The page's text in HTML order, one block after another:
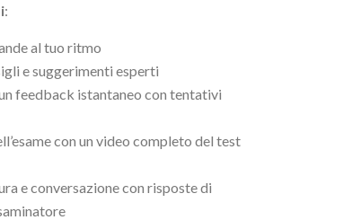
:
al tuo ritmo
e suggerimenti esperti
feedback istantaneo con tentativi
con un video completo del test
e conversazione con risposte di